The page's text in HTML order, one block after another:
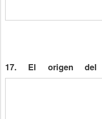
17. El origen del